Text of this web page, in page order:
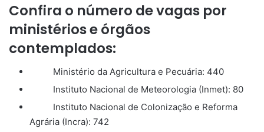
Confira o número de vagas por
ministérios e órgãos
contemplados:
Ministério da Agricultura e Pecuária: 440
Instituto Nacional de Meteorologia (Inmet): 80
Instituto Nacional de Colonização e Reforma
Agrária (Incra): 742